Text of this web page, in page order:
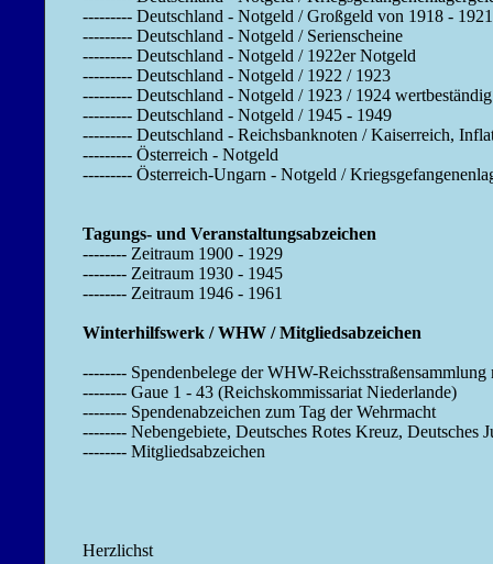
--------- Deutschland - Notgeld / Großgeld von 1918 - 1921
--------- Deutschland - Notgeld / Serienscheine
--------- Deutschland - Notgeld / 1922er Notgeld
--------- Deutschland - Notgeld / 1922 / 1923
--------- Deutschland - Notgeld / 1923 / 1924 wertbeständig
--------- Deutschland - Notgeld / 1945 - 1949
--------- Deutschland - Reichsbanknoten / Kaiserreich,
--------- Österreich - Notgeld
--------- Österreich-Ungarn - Notgeld /
Tagungs- und Veranstaltungsabzeichen
-------- Zeitraum 1900 - 1929
-------- Zeitraum 1930 - 1945
-------- Zeitraum 1946 - 1961
Winterhilfswerk / WHW / Mitgliedsabzeichen
-------- Spendenbelege der WHW-
-------- Gaue 1 - 43 (Reichskommissariat Niederlande)
-------- Spendenabzeichen zum Tag der Wehrmacht
-------- Nebengebiete, Deutsches Rotes Kreuz,
-------- Mitgliedsabzeichen
Herzlichst